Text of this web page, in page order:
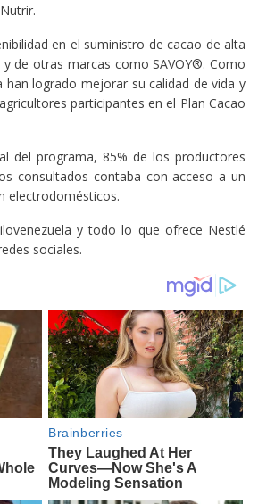
en el suministro de cacao de alta
de otras marcas como SAVOY®. Como
logrado mejorar su calidad de vida y
participantes en el Plan Cacao
del programa, 85% de los productores
consultados contaba con acceso a un
electrodomésticos.
y todo lo que ofrece Nestlé
sociales.